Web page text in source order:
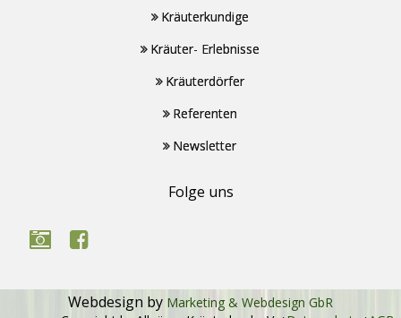
Kräuterkundige
Kräuter- Erlebnisse
Kräuterdörfer
Referenten
Newsletter
Folge uns
Webdesign by Marketing & Webdesign GbR